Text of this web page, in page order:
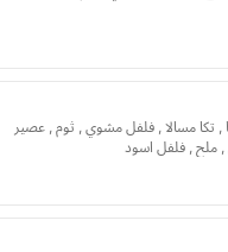
, تكا مسالا , فلفل مشوي , ثوم , عصير
, ملح , فلفل اسود